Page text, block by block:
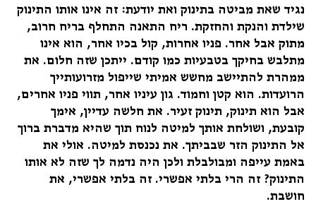
היה:
98.00 ₪.
הוא:
65.00 ₪.
נגיד שאת מביטה בתינוק ואת יודעת: זה אינו אותו התינוק
שילדת והנקת והחזקת. ריח התאנה התחלף בריח חרוב,
מתוק אבל אחר. פניו אחרות, קול בכיו אחר, הוא אינו
מתלבש בחיקך בטבעיות כמו קודם. ייתכן שזה חלום. את
ממהרת להתיישב מחשש אמיתי שייפול מזרועותייך
הרועדות. הוא קטן וחמוד. גון עיניו אחר, תווי פניו אחרים,
אבל הוא תינוק, תינוק זעיר. את חלשה עדיין, אימך
קובעת, ושולחת אותך למיטה לנוח תוך שהיא מדברת ברוך
אל התינוק הזר שבביתך. את נכנסת למיטה. אולי את
באמת עייפה ומבולבלת ולכן היה נדמה לך שזה לא אותו
התינוק? זה הרי בלתי אפשרי. זה בלתי אפשרי, את
חושבת.